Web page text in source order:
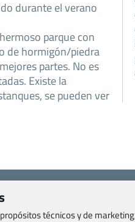
durante el verano
parque con
de hormigón/piedra
partes. No es
Existe la
se pueden ver
técnicos y de